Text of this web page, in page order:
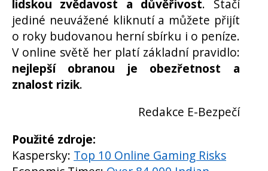
lidskou zvědavost a důvěřivost. Stačí
jediné neuvážené kliknutí a můžete přijít
o roky budovanou herní sbírku i o peníze.
V online světě her platí základní pravidlo:
nejlepší obranou je obezřetnost a
znalost rizik.
Redakce E-Bezpečí
Použité zdroje:
Kaspersky: Top 10 Online Gaming Risks